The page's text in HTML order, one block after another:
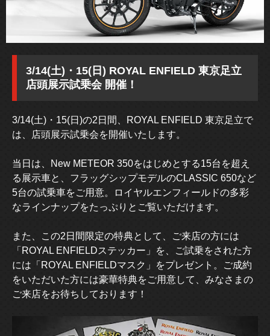
3/14(土)・15(日) ROYAL ENFIELD 東京足立
店頭展示試乗会 開催！
3/14(土)・15(日)の2日間、ROYAL ENFIELD 東京足立で
は、店頭展示試乗会を開催いたします。
当日は、New METEOR 350をはじめとする15台を超え
る展示車と、フラッグシップモデルのCLASSIC 650など
5台の試乗車をご用意。ロイヤルエンフィールドの多彩
なラインナップをたっぷりとご覧いただけます。
また、この2日間限定の特典として、ご来店の方には
「ROYAL ENFIELDステッカー」を、ご試乗をされた方
には「ROYAL ENFIELDマスク」をプレゼント。ご成約
をいただいた方には豪華特典をご用意して、みなさまの
ご来店をお待ちしております！